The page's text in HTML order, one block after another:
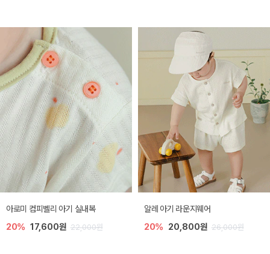
아로미 컴피벨리 아기 실내복
20% 17,600원 22,000원
알레 아기 라운지웨어
20% 20,800원 26,000원